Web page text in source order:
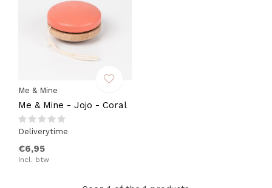
Me & Mine
Me & Mine - Jojo - Coral
Deliverytime
€6,95
Incl. btw